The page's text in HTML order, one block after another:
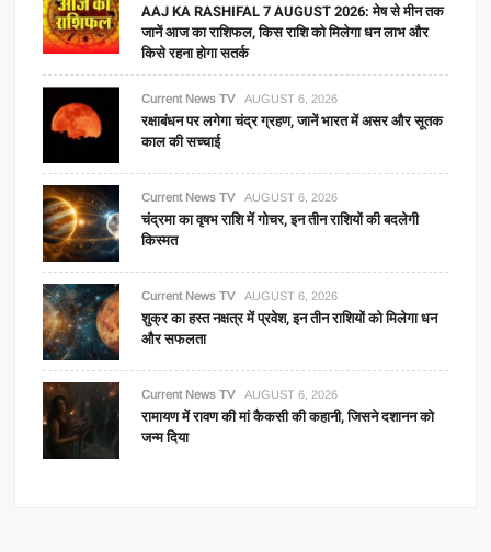
AAJ KA RASHIFAL 7 AUGUST 2026: मेष से मीन तक
जानें आज का राशिफल, किस राशि को मिलेगा धन लाभ और
किसे रहना होगा सतर्क
Current News TV AUGUST 6, 2026
रक्षाबंधन पर लगेगा चंद्र ग्रहण, जानें भारत में असर और सूतक
काल की सच्चाई
Current News TV AUGUST 6, 2026
चंद्रमा का वृषभ राशि में गोचर, इन तीन राशियों की बदलेगी
किस्मत
Current News TV AUGUST 6, 2026
शुक्र का हस्त नक्षत्र में प्रवेश, इन तीन राशियों को मिलेगा धन
और सफलता
Current News TV AUGUST 6, 2026
रामायण में रावण की मां कैकसी की कहानी, जिसने दशानन को
जन्म दिया